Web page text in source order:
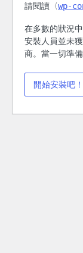
請閱讀〈wp-
在多數的狀況
安裝人員並未
商。當一切準
開始安裝吧！